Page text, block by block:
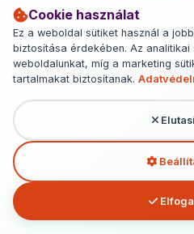
Cookie használat
Ez a weboldal sütiket használ a
biztosítása érdekében. Az analitikai
weboldalunkat, míg a marketing
tartalmakat biztosítanak.
Családnak
2 799 Ft
RÉSZLETEK
További